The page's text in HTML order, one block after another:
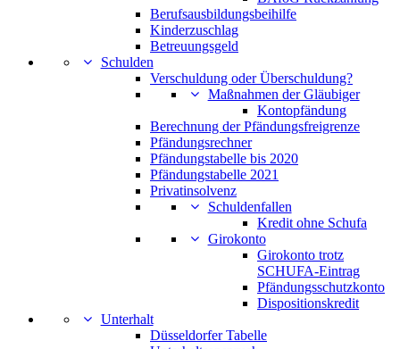
Berufsausbildungsbeihilfe
Kinderzuschlag
Betreuungsgeld
Schulden
Verschuldung oder Überschuldung?
Maßnahmen der Gläubiger
Kontopfändung
Berechnung der Pfändungsfreigrenze
Pfändungsrechner
Pfändungstabelle bis 2020
Pfändungstabelle 2021
Privatinsolvenz
Schuldenfallen
Kredit ohne Schufa
Girokonto
Girokonto trotz
SCHUFA-Eintrag
Pfändungsschutzkonto
Dispositionskredit
Unterhalt
Düsseldorfer Tabelle